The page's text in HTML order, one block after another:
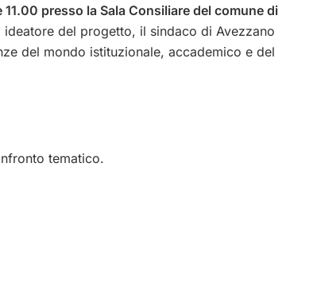
presso la Sala Consiliare del comune di
ideatore del progetto, il sindaco di Avezzano
del mondo istituzionale, accademico e del
tematico.